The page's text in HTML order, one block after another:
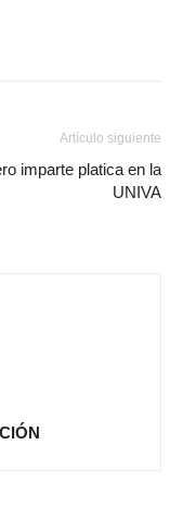
Artículo siguiente
imparte platica en la
UNIVA